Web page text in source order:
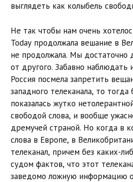
выглядеть как колыбель
Не так чтобы нам очень
Today продолжала вешание в
не продолжала. Мы достаточно
от другого. Забавно наблюдать
Россия посмела запретить
западного телеканала, то тогда
показалась жутко
свободой слова, и вообще
дремучей страной. Но когда в
слова в Европе, в
телеканал, причем без каких-
судом фактов, что этот
заведомо ложную информацию